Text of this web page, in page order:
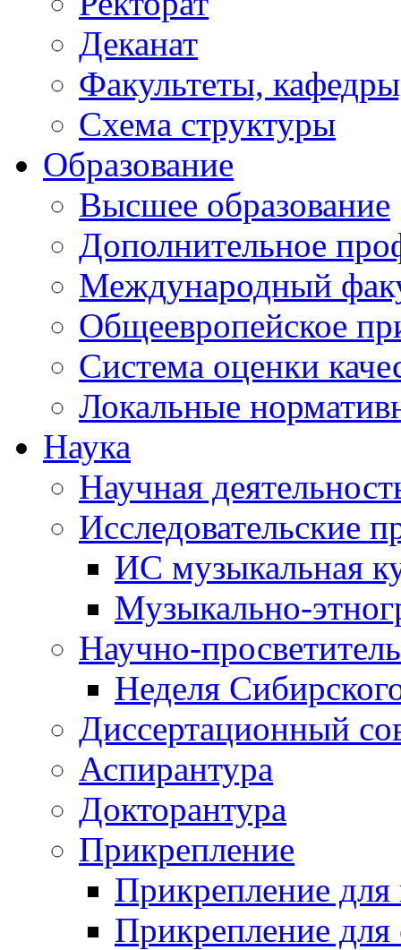
Деканат
Факультеты,
Схема структуры
Образование
Высшее образование
Дополнительное
Международный
Общеевропейское
Система оценки
Локальные
Наука
Научная
Исследовательские
ИС музыкальная
Музыкально-
Научно-
Неделя
Диссертационный
Аспирантура
Докторантура
Прикрепление
Прикрепление для
Прикрепление для